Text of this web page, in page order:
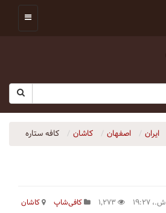
ایران اصفهان کاشان كافه ستاره
کافی‌شاپ
کاشان